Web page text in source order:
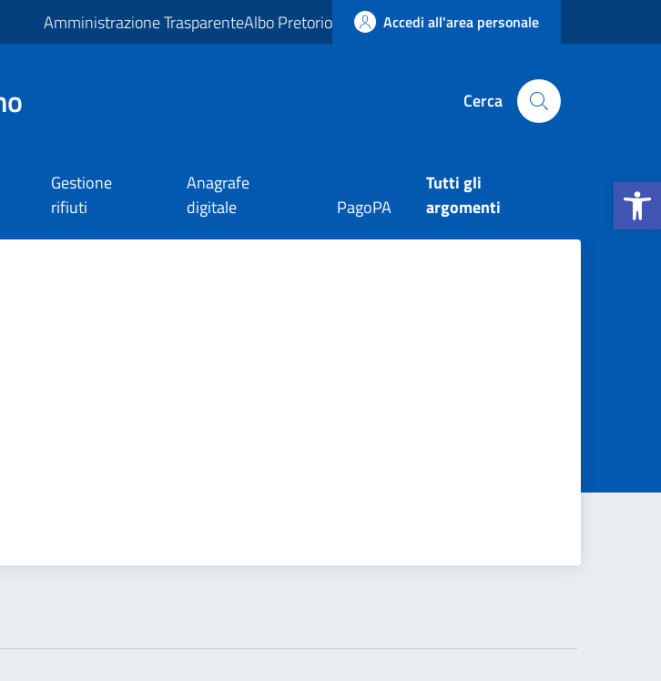
Apri la
Amministrazione TrasparenteAlbo Pretorio Accedi all'area personale
Cerca
Gestione
rifiuti
Anagrafe
digitale
PagoPA
Tutti gli
argomenti